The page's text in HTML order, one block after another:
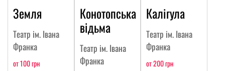
Земля
Театр ім. Івана
Франка
от 100 грн
Конотопська
відьма
Театр ім. Івана
Франка
Калігула
Театр ім. Івана
Франка
от 200 грн